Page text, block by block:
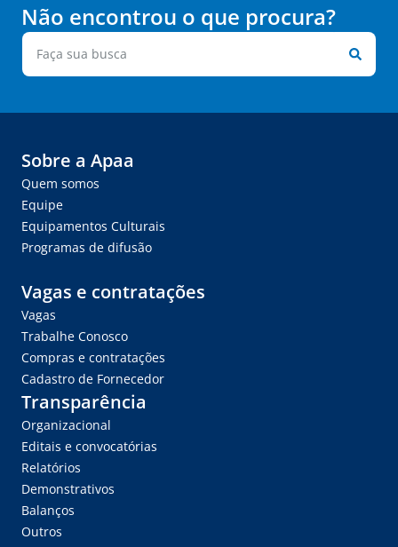
Não encontrou o que procura?
Sobre a Apaa
Quem somos
Equipe
Equipamentos Culturais
Programas de difusão
Vagas e contratações
Vagas
Trabalhe Conosco
Compras e contratações
Cadastro de Fornecedor
Transparência
Organizacional
Editais e convocatórias
Relatórios
Demonstrativos
Balanços
Outros